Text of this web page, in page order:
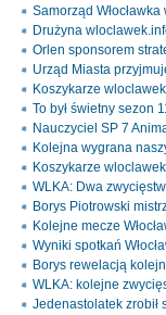
Samorząd
Drużyna
Orlen sponsorem
Urząd Miasta
Koszykarze
To był świetny sezon
Nauczyciel SP 7
Kolejna wygrana
Koszykarze
WLKA: Dwa
Borys Piotrowski
Kolejne mecze
Wyniki spotkań
Borys rewelacją
WLKA: kolejne
Jedenastolatek zrobił